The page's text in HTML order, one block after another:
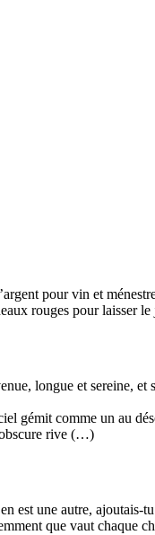
pour vin et
rouges pour laisser
longue et sereine, et
gémit comme un au
obscure rive (…)
est une autre,
que vaut